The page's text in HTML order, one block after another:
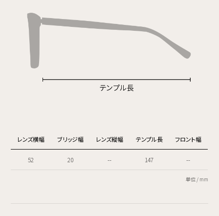
レンズ横幅 ブリッジ幅 レンズ縦幅 テンプル長 フロント幅
52 20 -- 147 --
単位 / mm